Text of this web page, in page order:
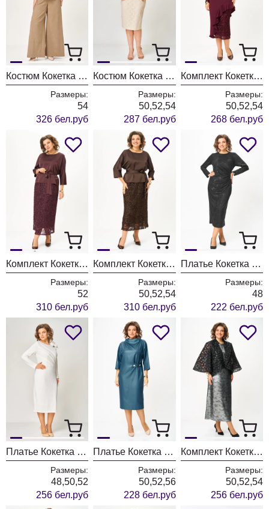
Костюм Кокетка и К 1358 бежевый + молочный
Размеры:
54
326 бел.руб
Костюм Кокетка и К 1352 молочный
Размеры:
50,52,54
287 бел.руб
Комплект Кокетка и К 1336
Размеры:
50,52,54
268 бел.руб
Комплект Кокетка и К 1334-1 бордовый
Размеры:
52
310 бел.руб
Комплект Кокетка и К 1334 коричневый
Размеры:
50,52,54
310 бел.руб
Платье Кокетка и К 1323 черный
Размеры:
48
222 бел.руб
Платье Кокетка и К 1523-1
Размеры:
48,50,52
256 бел.руб
Платье Кокетка и К 1519-1
Размеры:
50,52,56
228 бел.руб
Комплект Кокетка и К 1320
Размеры:
50,52,54
256 бел.руб